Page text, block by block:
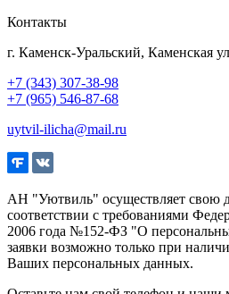
Контакты
г. Каменск-Уральский, Каменская
+7 (343) 307-38-98
+7 (965) 546-87-68
uytvil-ilicha@mail.ru
АН "Уютвиль" осуществляет свою
соответствии с требованиями
2006 года №152-ФЗ "О
заявки возможно только при
Ваших персональных данных.